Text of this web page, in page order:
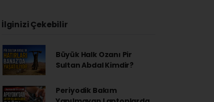
İlginizi Çekebilir
Büyük Halk Ozanı Pir
Sultan Abdal Kimdir?
Periyodik Bakım